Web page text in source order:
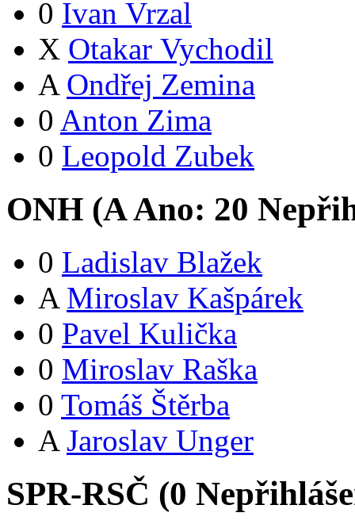
0 Ivan Vrzal
X Otakar Vychodil
A Ondřej Zemina
0 Anton Zima
0 Leopold Zubek
ONH (AAno: 20
0 Ladislav Blažek
A Miroslav Kašpárek
0 Pavel Kulička
0 Miroslav Raška
0 Tomáš Štěrba
A Jaroslav Unger
SPR-RSČ (0